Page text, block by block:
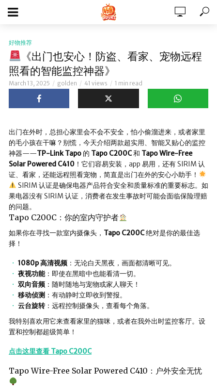
好物推荐
《出门也安心！防盗、看家、宠物远程
照看的智能监控神器》
March 13, 2025 golden 41 views 1 min read
出门在外时，总担心家里会不会不安全，怕小偷溜进来，或者家里
的毛小孩在干嘛？别慌，今天介绍两款超实用、智能又贴心的监控
神器——TP-Link Tapo 的 Tapo C200C和 Tapo Wire-Free
Solar Powered C410 ！它们容易安装，app 易用，还有 SIRIM 认
证、看家，还能远程照看宠物，简直是出门在外的安心小助手！
SIRIM 认证是确保电器产品符合安全和质量标准的重要标志。如
果电器没有 SIRIM 认证，消费者在发生事故时可能会面临保险理赔
的问题。
Tapo C200C：你的室内守护者
如果你在寻找一款室内摄像头， Tapo C200C绝对是你的最佳选
择！
1080p 高清视频 ：无论白天黑夜，画面都清晰可见。
夜视功能：即使在黑暗中也能看清一切。
双向音频 ：随时随地与宠物或家人聊天！
移动侦测 ：有动静时立即收到警报。
云台旋转：远程控制摄像头，查看每个角落。
我特别喜欢用它来查看家里的猫咪，或者在我外出时监控客厅。设
置和控制都超级简单！
点击这里查看 Tapo C200C
Tapo Wire-Free Solar Powered C410：户外安全无忧